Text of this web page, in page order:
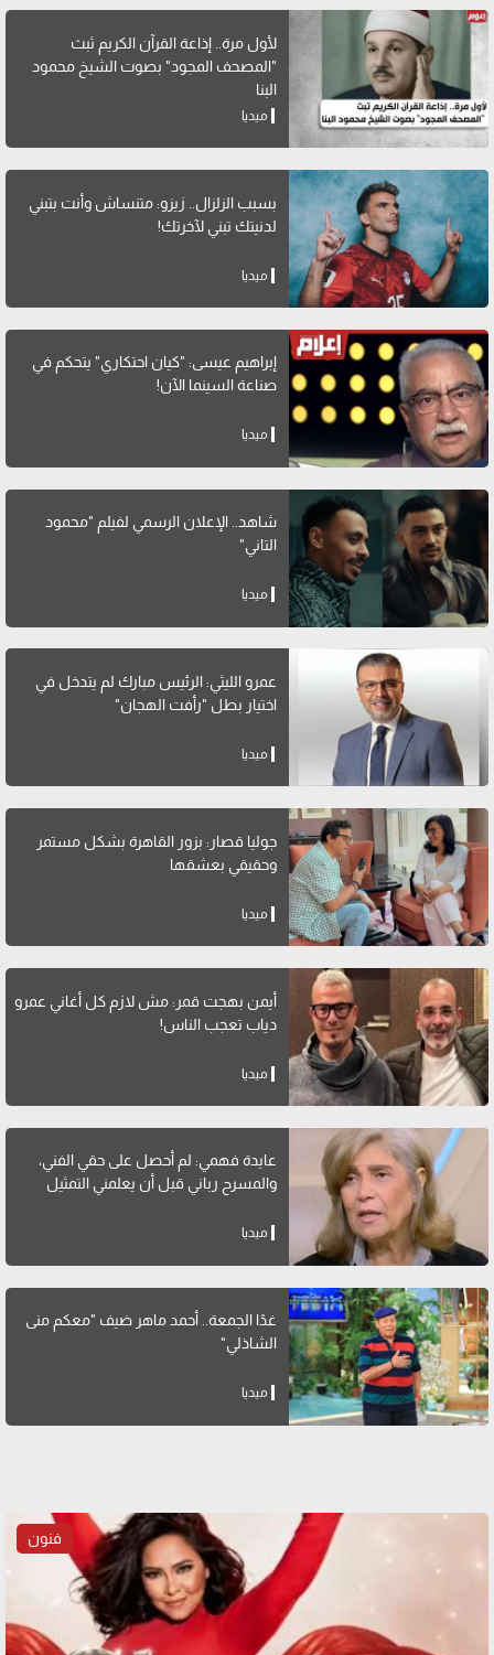
لأول مرة.. إذاعة القرآن الكريم ثبث
"المصحف المجود" بصوت الشيخ محمود
البنا
ميديا
بسبب الزلزال.. زيزو: متنساش وأنت بتبني
لدنيتك تبني لآخرتك!
ميديا
إبراهيم عيسى: "كيان احتكاري" يتحكم في
صناعة السينما الآن!
ميديا
شاهد.. الإعلان الرسمي لفيلم "محمود
التاني"
ميديا
عمرو الليثي: الرئيس مبارك لم يتدخل في
اختيار بطل "رأفت الهجان"
ميديا
جوليا قصار: بزور القاهرة بشكل مستمر
وحقيقي بعشقها
ميديا
أيمن بهجت قمر: مش لازم كل أغاني عمرو
دياب تعجب الناس!
ميديا
عايدة فهمي: لم أحصل على حقي الفني،
والمسرح رباني قبل أن يعلمني التمثيل
ميديا
غدًا الجمعة.. أحمد ماهر ضيف "معكم منى
الشاذلي"
ميديا
فنون